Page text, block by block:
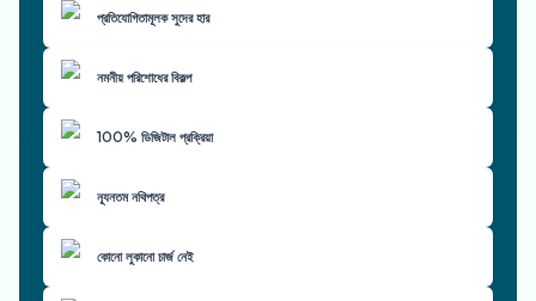
প্রতিযোগিতামূলক সুদের হার
নমনীয় পরিশোধের বিকল্প
100% ডিজিটাল প্রক্রিয়া
ন্যূনতম নথিপত্র
কোনো লুকানো চার্জ নেই